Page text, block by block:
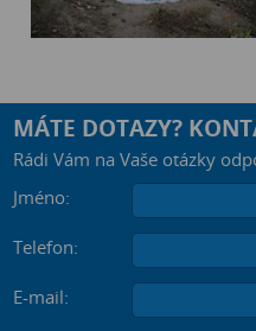
MÁTE DOTAZY?
Rádi Vám na Vaše otázky
Jméno:
Telefon:
E-mail: